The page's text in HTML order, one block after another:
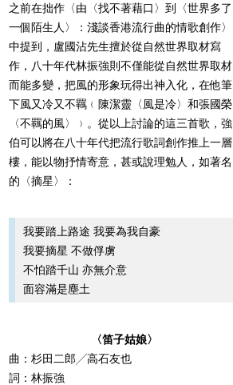
之前在拙作〈由〈找不著藉口〉到〈世界多了
一個陌生人〉：淺談香港流行曲的情歌創作〉
中提到，盧國沾先生擅於從自然世界取材寫
作，八十年代林振強則不僅能從自然世界取材
而能多變，把風的形象玩得出神入化，在他筆
下風又冷又不羈﹙陳潔靈〈風是冷〉和張國榮
〈不羈的風〉﹚。從以上討論的這三首歌，強
伯可以將在八十年代把流行歌詞創作推上一層
樓，能以物抒情寄意，甚或說理勉人，如著名
的〈摘星〉：
我要踏上路途 我要為我自豪
我要摘星 不做俘虜
不怕踏千山 亦無介意
面容滿是塵土
〈笛子姑娘〉
曲：杉田二郎╱高石友也
詞：林振強